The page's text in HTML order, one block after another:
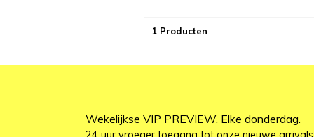
1 Producten
Wekelijkse VIP PREVIEW. Elke donderdag.